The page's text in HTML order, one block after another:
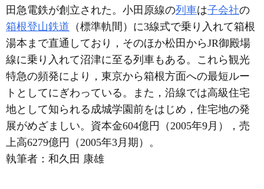
田急電鉄が創立された。小田原線の列車は子会社の
箱根登山鉄道 （標準軌間）に3線式で乗り入れて箱根
湯本まで直通しており，そのほか松田からJR御殿場
線に乗り入れて沼津に至る列車もある。これら観光
特急の頻発により，東京から箱根方面への最短ルー
トとしてにぎわっている。また，沿線では高級住宅
地として知られる成城学園前をはじめ，住宅地の発
展がめざましい。資本金604億円（2005年9月），売
上高6279億円（2005年3月期）。
執筆者： 和久田 康雄